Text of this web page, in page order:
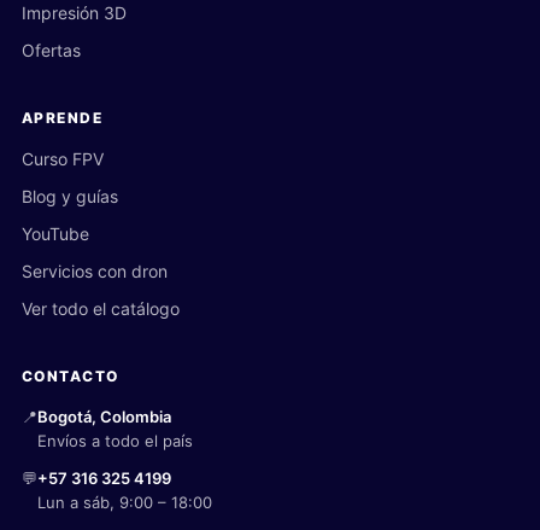
Impresión 3D
Ofertas
APRENDE
Curso FPV
Blog y guías
YouTube
Servicios con dron
Ver todo el catálogo
CONTACTO
📍Bogotá, Colombia
Envíos a todo el país
💬+57 316 325 4199
Lun a sáb, 9:00 – 18:00